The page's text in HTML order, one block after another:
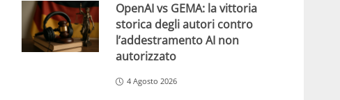
OpenAI vs GEMA: la vittoria
storica degli autori contro
l’addestramento AI non
autorizzato
4 Agosto 2026